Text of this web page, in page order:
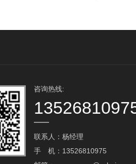
咨询热线:
联系人：杨经理
手 机：13526810975